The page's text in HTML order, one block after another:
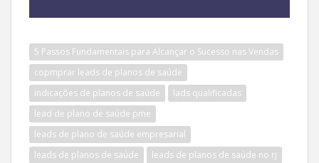
5 Passos Fundamentais para Alcançar o Sucesso nas Vendas
copmprar leads de planos de saúde
indicações de planos de saúde
lads qualificadas
lead de plano de saúde pme
leads de plano de saúde empresarial
leads de planos de saúde
leads de planos de saúde no rj